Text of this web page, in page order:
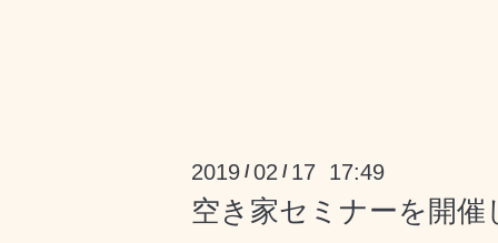
2019 /02 / 17 17:49
空き家セミナーを開催